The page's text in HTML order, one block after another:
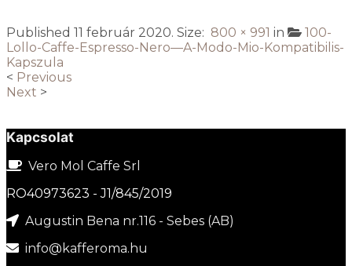
Published 11 február 2020. Size: 800 × 991 in
100-
Lollo-Caffe-Espresso-Nero—A-Modo-Mio-Kompatibilis-
Kapszula
< Previous
Next >
Kapcsolat
Vero Mol Caffe Srl
RO40973623 - J1/845/2019
Augustin Bena nr.116 - Sebes (AB)
info@kafferoma.hu